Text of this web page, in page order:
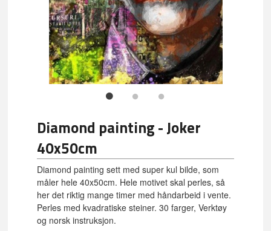
Diamond painting - Joker
40x50cm
Diamond painting sett med super kul bilde, som
måler hele 40x50cm. Hele motivet skal perles, så
her det riktig mange timer med håndarbeid i vente.
Perles med kvadratiske steiner. 30 farger, Verktøy
og norsk instruksjon.